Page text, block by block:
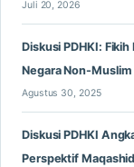
Juli 20, 2026
Diskusi PDHKI:
Negara Non-Muslim
Agustus 30, 2025
Diskusi PDHKI
Perspektif